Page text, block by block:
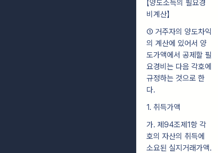
【양도소득의 필요경
비계산】
① 거주자의 양도차익
의 계산에 있어서 양
도가액에서 공제할 필
요경비는 다음 각호에
규정하는 것으로 한
다.
1. 취득가액
가. 제94조제1항 각
호의 자산의 취득에
소요된 실지거래가액.